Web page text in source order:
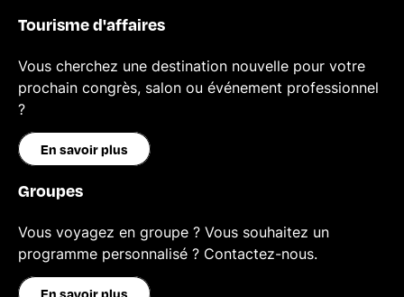
Tourisme d'affaires
Vous cherchez une destination nouvelle pour votre
prochain congrès, salon ou événement professionnel
?
En savoir plus
Groupes
Vous voyagez en groupe ? Vous souhaitez un
programme personnalisé ? Contactez-nous.
En savoir plus